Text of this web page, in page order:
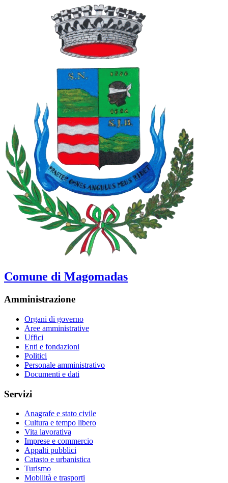
Comune di Magomadas
Amministrazione
Organi di governo
Aree amministrative
Uffici
Enti e fondazioni
Politici
Personale amministrativo
Documenti e dati
Servizi
Anagrafe e stato civile
Cultura e tempo libero
Vita lavorativa
Imprese e commercio
Appalti pubblici
Catasto e urbanistica
Turismo
Mobilità e trasporti